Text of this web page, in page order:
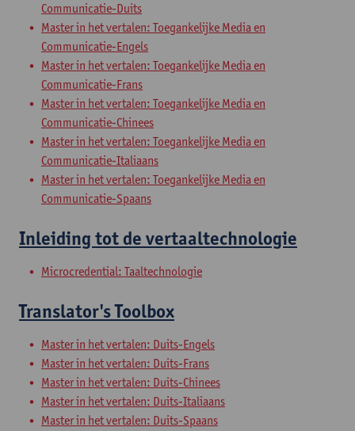
Communicatie-Duits
Master in het vertalen: Toegankelijke Media en
Communicatie-Engels
Master in het vertalen: Toegankelijke Media en
Communicatie-Frans
Master in het vertalen: Toegankelijke Media en
Communicatie-Chinees
Master in het vertalen: Toegankelijke Media en
Communicatie-Italiaans
Master in het vertalen: Toegankelijke Media en
Communicatie-Spaans
Inleiding tot de vertaaltechnologie
Microcredential: Taaltechnologie
Translator's Toolbox
Master in het vertalen: Duits-Engels
Master in het vertalen: Duits-Frans
Master in het vertalen: Duits-Chinees
Master in het vertalen: Duits-Italiaans
Master in het vertalen: Duits-Spaans